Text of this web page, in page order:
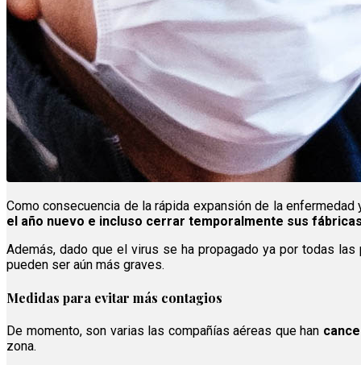
Como consecuencia de la rápida expansión de la
el año nuevo e incluso cerrar temporalmente sus
Además, dado que el virus se ha propagado ya por todas
pueden ser aún más graves.
Medidas para evitar más contagios
De momento, son varias las compañías aéreas que han
zona.